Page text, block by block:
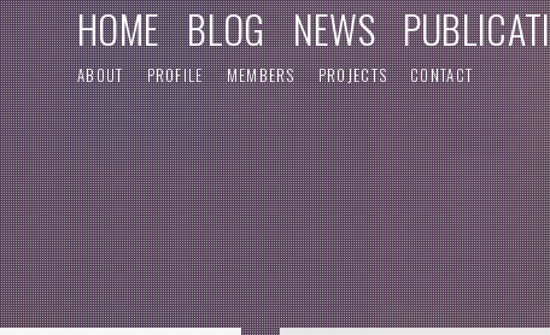
HOME BLOG NEWS
ABOUT PROFILE MEMBERS PROJECTS CONTACT